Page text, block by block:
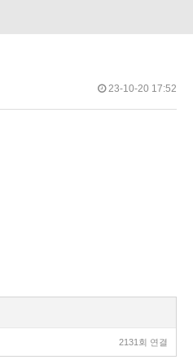
23-10-20 17:52
2131회 연결